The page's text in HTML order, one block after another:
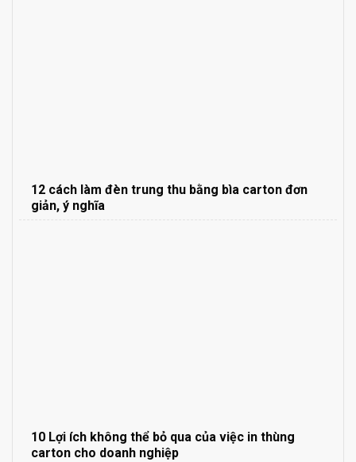
12 cách làm đèn trung thu bằng bìa carton đơn
giản, ý nghĩa
10 Lợi ích không thể bỏ qua của việc in thùng
carton cho doanh nghiệp